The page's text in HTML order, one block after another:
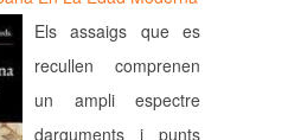
Els assaigs que es
recullen comprenen
un ampli espectre
darguments i punts